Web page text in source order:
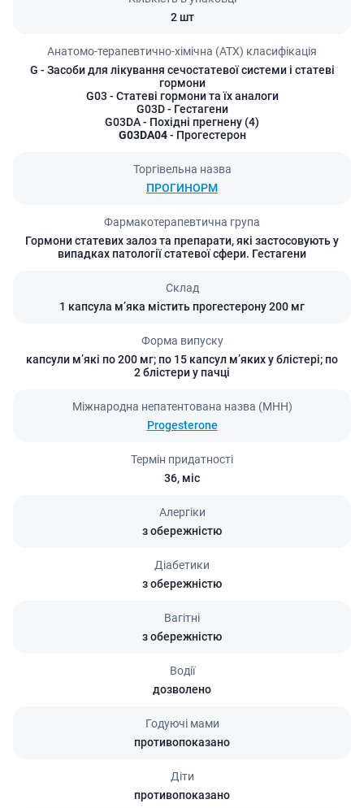
2 шт
Анатомо-терапевтично-хімічна (АТХ) класифікація
G - Засоби для лікування сечостатевої системи і статеві
гормони
G03 - Статеві гормони та їх аналоги
G03D- Гестагени
G03DA- Похідні прегнену (4)
G03DA04- Прогестерон
Торгівельна назва
ПРОГИНОРМ
Фармакотерапевтична група
Гормони статевих залоз та препарати, які застосовують у
випадках патології статевої сфери. Гестагени
Склад
1 капсула м’яка містить прогестерону 200 мг
Форма випуску
капсули м’які по 200 мг; по 15 капсул м’яких у блістері; по
2 блістери у пачці
Міжнародна непатентована назва (МНН)
Progesterone
Термін придатності
36, міс
Алергіки
з обережністю
Діабетики
з обережністю
Вагітні
з обережністю
Водії
дозволено
Годуючі мами
противопоказано
Діти
противопоказано